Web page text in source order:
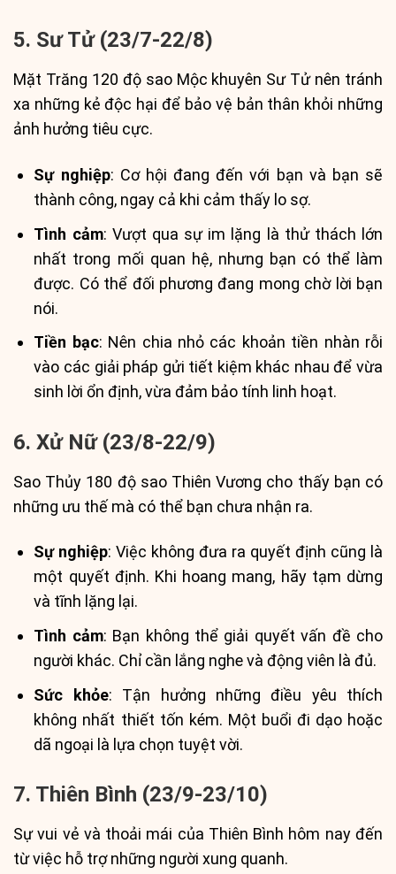
5. Sư Tử (23/7-22/8)
Mặt Trăng 120 độ sao Mộc khuyên Sư Tử nên tránh
xa những kẻ độc hại để bảo vệ bản thân khỏi những
ảnh hưởng tiêu cực.
Sự nghiệp: Cơ hội đang đến với bạn và bạn sẽ
thành công, ngay cả khi cảm thấy lo sợ.
Tình cảm: Vượt qua sự im lặng là thử thách lớn
nhất trong mối quan hệ, nhưng bạn có thể làm
được. Có thể đối phương đang mong chờ lời bạn
nói.
Tiền bạc: Nên chia nhỏ các khoản tiền nhàn rỗi
vào các giải pháp gửi tiết kiệm khác nhau để vừa
sinh lời ổn định, vừa đảm bảo tính linh hoạt.
6. Xử Nữ (23/8-22/9)
Sao Thủy 180 độ sao Thiên Vương cho thấy bạn có
những ưu thế mà có thể bạn chưa nhận ra.
Sự nghiệp: Việc không đưa ra quyết định cũng là
một quyết định. Khi hoang mang, hãy tạm dừng
và tĩnh lặng lại.
Tình cảm: Bạn không thể giải quyết vấn đề cho
người khác. Chỉ cần lắng nghe và động viên là đủ.
Sức khỏe: Tận hưởng những điều yêu thích
không nhất thiết tốn kém. Một buổi đi dạo hoặc
dã ngoại là lựa chọn tuyệt vời.
7. Thiên Bình (23/9-23/10)
Sự vui vẻ và thoải mái của Thiên Bình hôm nay đến
từ việc hỗ trợ những người xung quanh.